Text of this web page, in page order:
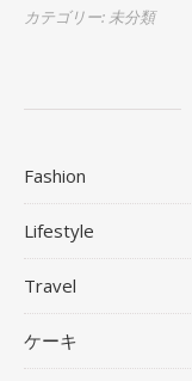
カテゴリー: 未分類
Fashion
Lifestyle
Travel
ケーキ